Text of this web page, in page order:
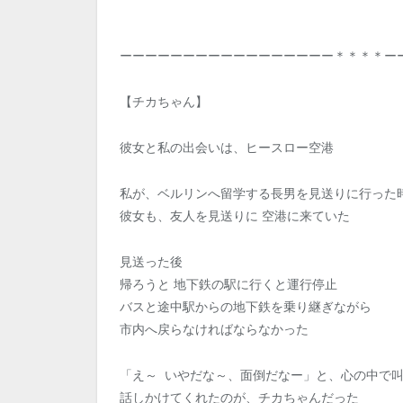
ーーーーーーーーーーーーーーーーー＊＊＊＊ー
【チカちゃん】
彼女と私の出会いは、ヒースロー空港
私が、ベルリンへ留学する長男を見送りに行った
彼女も、友人を見送りに 空港に来ていた
見送った後
帰ろうと 地下鉄の駅に行くと運行停止
バスと途中駅からの地下鉄を乗り継ぎながら
市内へ戻らなければならなかった
「え～ いやだな～、面倒だなー」と、心の中で
話しかけてくれたのが、チカちゃんだった